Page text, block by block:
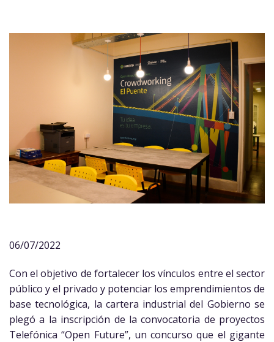
06/07/2022
Con el objetivo de fortalecer los vínculos entre el sector
público y el privado y potenciar los emprendimientos de
base tecnológica, la cartera industrial del Gobierno se
plegó a la inscripción de la convocatoria de proyectos
Telefónica “Open Future”, un concurso que el gigante